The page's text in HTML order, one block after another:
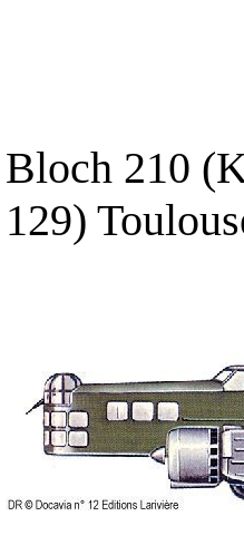
Bloch 210
129)